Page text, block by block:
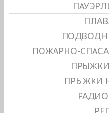
ПОЖАРНО-
ПРЫЖКИ